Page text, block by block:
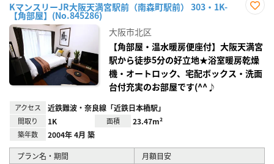
KマンスリーJR大阪天満宮駅前（南森町駅前） 303・1K-
【角部屋】(No.845286)
録
大阪市北区
【角部屋・温水暖房便座付】大阪天満宮
駅から徒歩5分の好立地★浴室暖房乾燥
機・オートロック、宅配ボックス・洗面
台付充実のお部屋です(^^♪
アクセス 近鉄難波・奈良線「近鉄日本橋駅」
間取り 1K 面積 23.47m²
築年数 2004年 4月 築
プラン名・期間
月額目安